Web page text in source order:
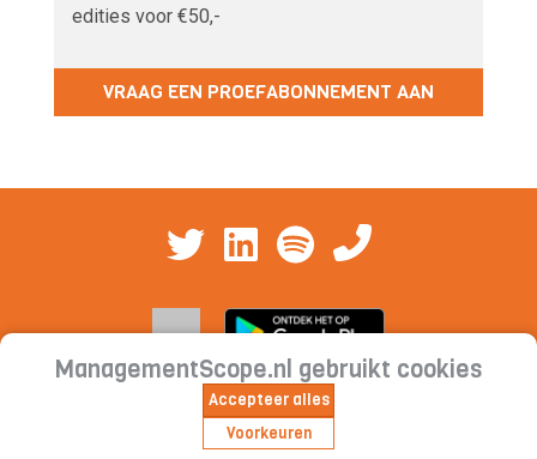
edities voor €50,-
VRAAG EEN PROEFABONNEMENT AAN
Cookieverklaring | Privacyverklaring |
Abonnementsvoorwaarden
ManagementScope.nl gebruikt cookies
Accepteer alles
Voorkeuren